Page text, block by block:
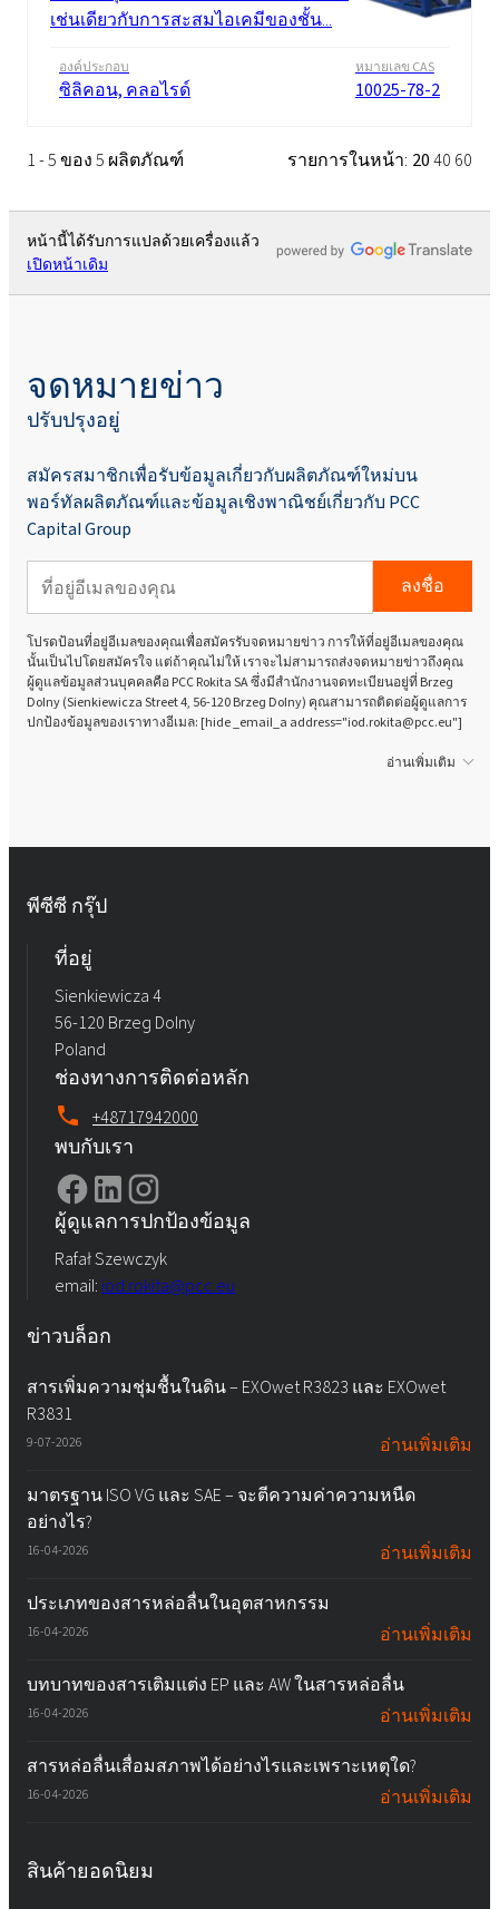
เช่นเดียวกับการสะสมไอเคมีของชั้น...
องค์ประกอบ
ซิลิคอน, คลอไรด์
หมายเลข CAS
10025-78-2
1 - 5 ของ 5 ผลิตภัณฑ์ รายการในหน้า: 2040 60
หน้านี้ได้รับการแปลด้วยเครื่องแล้ว
เปิดหน้าเดิม
จดหมายข่าว
ปรับปรุงอยู่
สมัครสมาชิกเพื่อรับข้อมูลเกี่ยวกับผลิตภัณฑ์ใหม่บน
พอร์ทัลผลิตภัณฑ์และข้อมูลเชิงพาณิชย์เกี่ยวกับ PCC
Capital Group
ลงชื่อ
โปรดป้อนที่อยู่อีเมลของคุณเพื่อสมัครรับจดหมายข่าว การให้ที่อยู่อีเมลของคุณ
นั้นเป็นไปโดยสมัครใจ แต่ถ้าคุณไม่ให้ เราจะไม่สามารถส่งจดหมายข่าวถึงคุณ
ผู้ดูแลข้อมูลส่วนบุคคลคือ PCC Rokita SA ซึ่งมีสำนักงานจดทะเบียนอยู่ที่ Brzeg
Dolny (Sienkiewicza Street 4, 56-120 Brzeg Dolny) คุณสามารถติดต่อผู้ดูแลการ
ปกป้องข้อมูลของเราทางอีเมล: [hide _email_a address="iod.rokita@pcc.eu"]
อ่านเพิ่มเติม
พีซีซี กรุ๊ป
ที่อยู่
Sienkiewicza 4
56-120 Brzeg Dolny
Poland
ช่องทางการติดต่อหลัก
+48717942000
พบกับเรา
ผู้ดูแลการปกป้องข้อมูล
Rafał Szewczyk
email: iod.rokita@pcc.eu
ข่าวบล็อก
สารเพิ่มความชุ่มชื้นในดิน – EXOwet R3823 และ EXOwet
R3831
9-07-2026 อ่านเพิ่มเติม
มาตรฐาน ISO VG และ SAE – จะตีความค่าความหนืด
อย่างไร?
16-04-2026 อ่านเพิ่มเติม
ประเภทของสารหล่อลื่นในอุตสาหกรรม
16-04-2026 อ่านเพิ่มเติม
บทบาทของสารเติมแต่ง EP และ AW ในสารหล่อลื่น
16-04-2026 อ่านเพิ่มเติม
สารหล่อลื่นเสื่อมสภาพได้อย่างไรและเพราะเหตุใด?
16-04-2026 อ่านเพิ่มเติม
สินค้ายอดนิยม